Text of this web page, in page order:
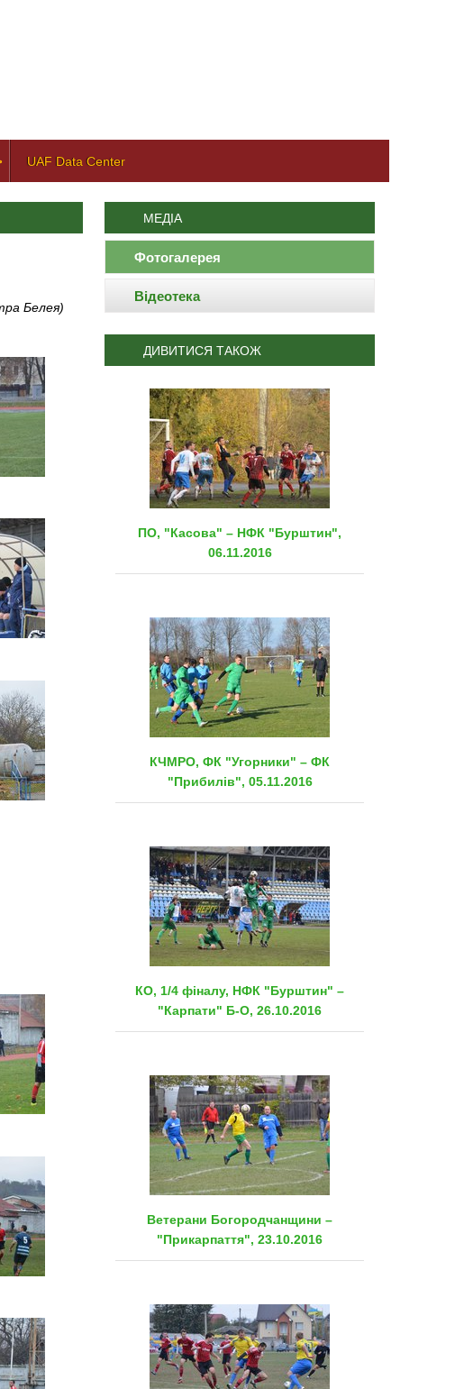
UAF Data Center
Белея)
МЕДІА
Фотогалерея
Відеотека
ДИВИТИСЯ ТАКОЖ
ПО, "Касова" – НФК "Бурштин",
06.11.2016
КЧМРО, ФК "Угорники" – ФК
"Прибилів", 05.11.2016
КО, 1/4 фіналу, НФК "Бурштин" –
"Карпати" Б-О, 26.10.2016
Ветерани Богородчанщини –
"Прикарпаття", 23.10.2016